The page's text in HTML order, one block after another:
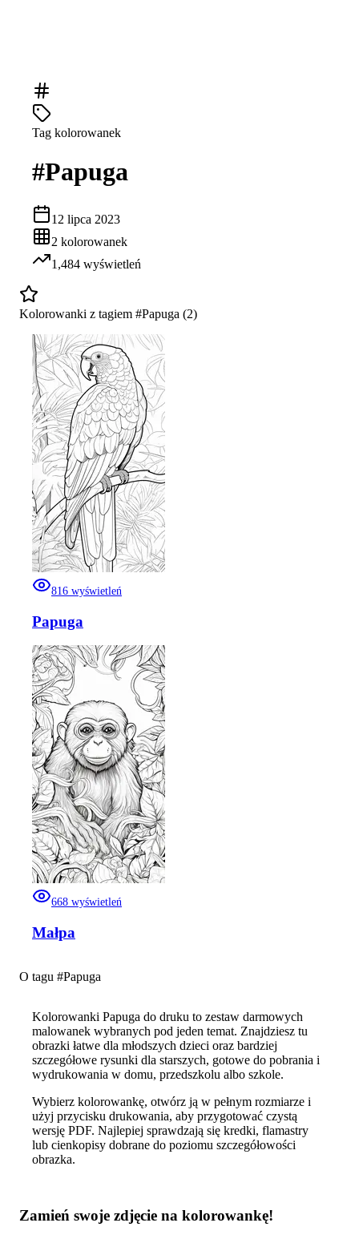
Tag kolorowanek
#Papuga
12 lipca 2023
2 kolorowanek
1,484 wyświetleń
Kolorowanki z tagiem #Papuga (2)
816 wyświetleń
Papuga
668 wyświetleń
Małpa
O tagu #Papuga
Kolorowanki Papuga do druku to zestaw darmowych
malowanek wybranych pod jeden temat. Znajdziesz tu
obrazki łatwe dla młodszych dzieci oraz bardziej
szczegółowe rysunki dla starszych, gotowe do pobrania i
wydrukowania w domu, przedszkolu albo szkole.
Wybierz kolorowankę, otwórz ją w pełnym rozmiarze i
użyj przycisku drukowania, aby przygotować czystą
wersję PDF. Najlepiej sprawdzają się kredki, flamastry
lub cienkopisy dobrane do poziomu szczegółowości
obrazka.
Zamień swoje zdjęcie na kolorowankę!